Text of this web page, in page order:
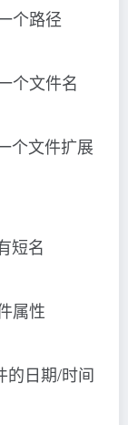
路径
文件名
文件扩展
名
性
日期/时间